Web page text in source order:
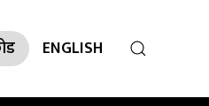
ENGLISH